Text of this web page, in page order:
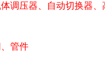
压器、自动切换器、
管件